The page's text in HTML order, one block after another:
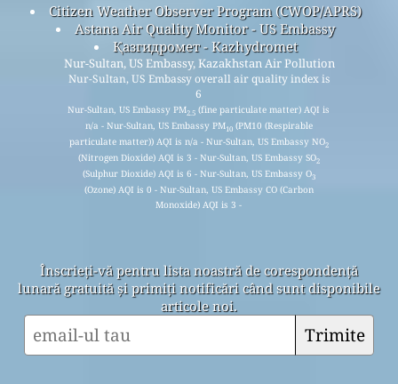
Citizen Weather Observer Program (CWOP/APRS)
Astana Air Quality Monitor - US Embassy
Қазгидромет - Kazhydromet
Nur-Sultan, US Embassy, Kazakhstan Air Pollution
Nur-Sultan, US Embassy overall air quality index is
6
Nur-Sultan, US Embassy PM2.5 (fine particulate matter) AQI is
n/a - Nur-Sultan, US Embassy PM10(PM10 (Respirable
particulate matter)) AQI is n/a - Nur-Sultan, US Embassy NO2
(Nitrogen Dioxide) AQI is 3 - Nur-Sultan, US Embassy SO2
(Sulphur Dioxide) AQI is 6 - Nur-Sultan, US Embassy O3
(Ozone) AQI is 0 - Nur-Sultan, US Embassy CO (Carbon
Monoxide) AQI is 3 -
Înscrieți-vă pentru lista noastră de corespondență
lunară gratuită și primiți notificări când sunt disponibile
articole noi.
Trimite